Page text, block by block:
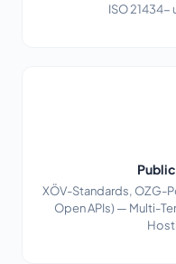
ISO 21434-
XÖV-Standards, OZG-
Open APIs) — Multi-